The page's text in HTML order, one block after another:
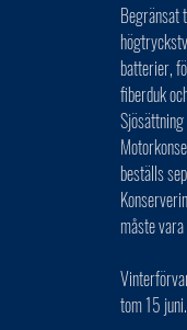
Begränsat
batterier,
fiberduk
beställs
måste
tom 15 juni.